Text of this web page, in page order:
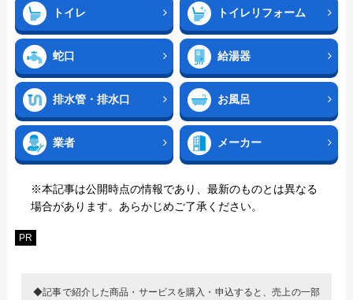
トイレ トイレリフォーム
蛇口 給湯器
排水管・排水口 お風呂
業者 メーカー
※本記事は公開時点の情報であり、最新のものとは異なる
場合があります。あらかじめご了承ください。
PR
◆記事で紹介した商品・サービスを購入・申込すると、売上の一部